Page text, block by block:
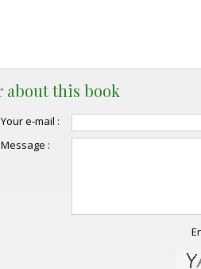
about this book
Your e-mail :
Message :